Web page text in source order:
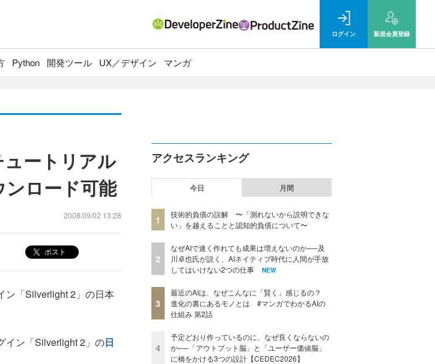
ログイン 新規会員登録
Python 開発ツール UX／デザイン マンガ
ートリアル
ロード可能
2008/09/02 13:28
ポスト
ン「Silverlight 2」の日本
イン「Silverlight 2」の日
アクセスランキング
今日 月間
1
技術的負債の誤解 〜「測れないから説明できな
い」を越えることと認知的負債について〜
2
なぜAIで速く作れても成果は増えないのか──及
川卓也氏が説く、AIネイティブ時代に人間が手放
してはいけない2つの仕事
NEW
3
最近のAIは、なぜこんなに「賢く」感じるの？
進化の裏にあるモノとは #マンガでわかるAIの
仕組み 第2話
4
予定どおり作っているのに、なぜ良くならないの
か──「アウトプット脳」と「ユーザー価値脳」
に橋をかける3つの設計【CEDEC2026】